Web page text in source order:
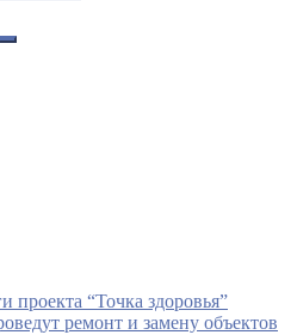
Поиск
проекта “Точка здоровья”
ремонт и замену объектов